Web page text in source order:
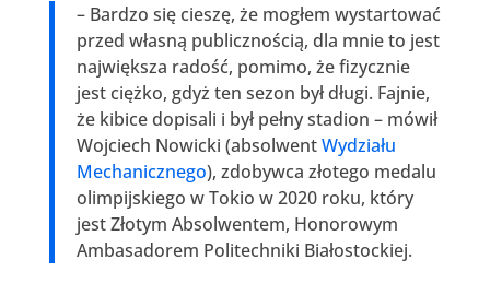
– Bardzo się cieszę, że mogłem wystartować
przed własną publicznością, dla mnie to jest
największa radość, pomimo, że fizycznie
jest ciężko, gdyż ten sezon był długi. Fajnie,
że kibice dopisali i był pełny stadion – mówił
Wojciech Nowicki (absolwentWydziału
Mechanicznego), zdobywca złotego medalu
olimpijskiego w Tokio w 2020 roku, który
jest Złotym Absolwentem, Honorowym
Ambasadorem Politechniki Białostockiej.